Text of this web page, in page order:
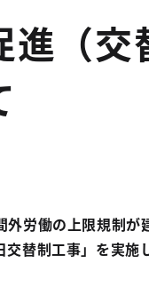
進（交
労働の上限規制が
替制工事」を実施